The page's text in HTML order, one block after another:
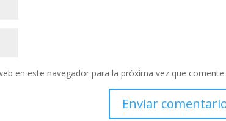
en este navegador para la próxima vez que comente.